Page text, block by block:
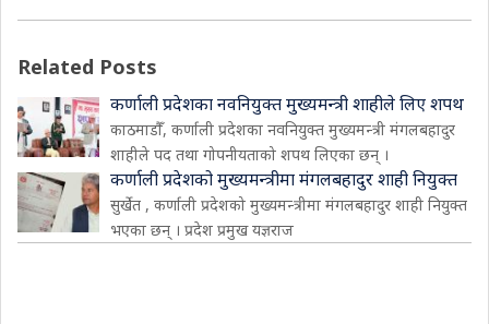
Related Posts
कर्णाली प्रदेशका नवनियुक्त मुख्यमन्त्री शाहीले लिए शपथ
काठमाडौँ, कर्णाली प्रदेशका नवनियुक्त मुख्यमन्त्री मंगलबहादुर
शाहीले पद तथा गोपनीयताको शपथ लिएका छन् ।
कर्णाली प्रदेशको मुख्यमन्त्रीमा मंगलबहादुर शाही नियुक्त
सुर्खेत , कर्णाली प्रदेशको मुख्यमन्त्रीमा मंगलबहादुर शाही नियुक्त
भएका छन् । प्रदेश प्रमुख यज्ञराज